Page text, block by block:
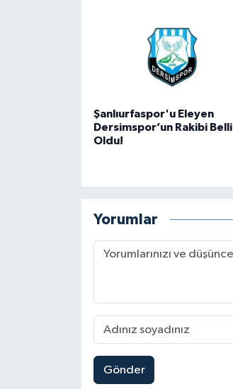
Şanlıurfaspor'u Eleyen
Dersimspor’un Rakibi Belli
Oldu!
Yorumlar
Gönder